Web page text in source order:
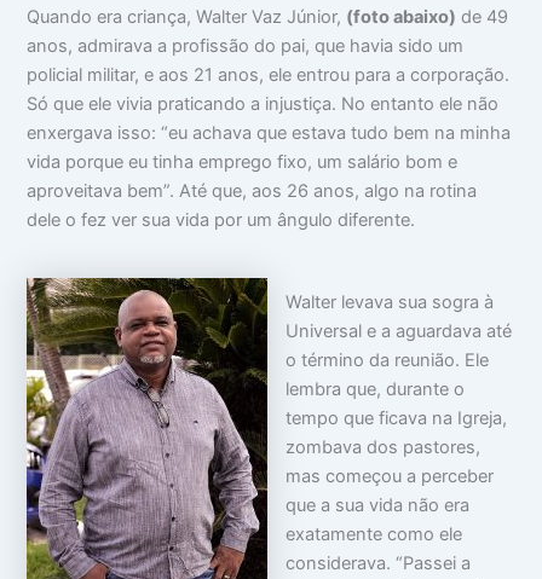
Quando era criança, Walter Vaz Júnior, (foto abaixo) de 49
anos, admirava a profissão do pai, que havia sido um
policial militar, e aos 21 anos, ele entrou para a corporação.
Só que ele vivia praticando a injustiça. No entanto ele não
enxergava isso: “eu achava que estava tudo bem na minha
vida porque eu tinha emprego fixo, um salário bom e
aproveitava bem”. Até que, aos 26 anos, algo na rotina
dele o fez ver sua vida por um ângulo diferente.
Walter levava sua sogra à
Universal e a aguardava até
o término da reunião. Ele
lembra que, durante o
tempo que ficava na Igreja,
zombava dos pastores,
mas começou a perceber
que a sua vida não era
exatamente como ele
considerava. “Passei a